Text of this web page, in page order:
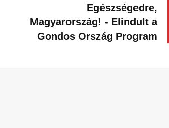
Egészségedre,
Magyarország! - Elindult a
Gondos Ország Program